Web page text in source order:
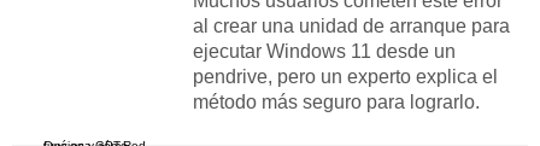
al crear una unidad de arranque para
ejecutar Windows 11 desde un
pendrive, pero un experto explica el
método más seguro para lograrlo.